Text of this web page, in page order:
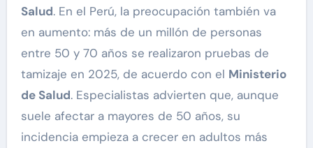
Salud. En el Perú, la preocupación también va
en aumento: más de un millón de personas
entre 50 y 70 años se realizaron pruebas de
tamizaje en 2025, de acuerdo con el Ministerio
de Salud. Especialistas advierten que, aunque
suele afectar a mayores de 50 años, su
incidencia empieza a crecer en adultos más